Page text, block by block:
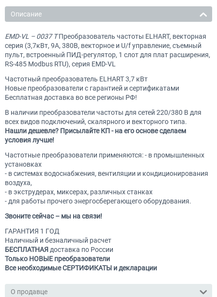
Описание
EMD-VL – 0037 TПреобразователь частоты ELHART, векторная
серия (3,7кВт, 9А, 380В, векторное и U/f управление, съемный
пульт, встроенный ПИД-регулятор, 1 слот для плат расширения,
RS-485 Modbus RTU), серия EMD-VL
Частотный преобразователь ELHART 3,7 кВт
Новые преобразователи с гарантией и сертификатами
Бесплатная доставка во все регионы РФ!
В наличии преобразователи частоты для сетей 220/380 В для
всех видов подключений, скалярного и векторного типа.
Нашли дешевле? Присылайте КП - на его основе сделаем
условия лучше!
Частотные преобразователи применяются: - в промышленных
установках
- в системах водоснабжения, вентиляции и кондиционирования
воздуха,
- в экструдерах, миксерах, различных станках
- для работы прочего энергосберегающего оборудования.
Звоните сейчас – мы на связи!
ГАРАНТИЯ 1 ГОД
Наличный и безналичный расчет
БЕСПЛАТНАЯ доставка по России
Только НОВЫЕ преобразователи
Все необходимые СЕРТИФИКАТЫ и декларации
О продавце